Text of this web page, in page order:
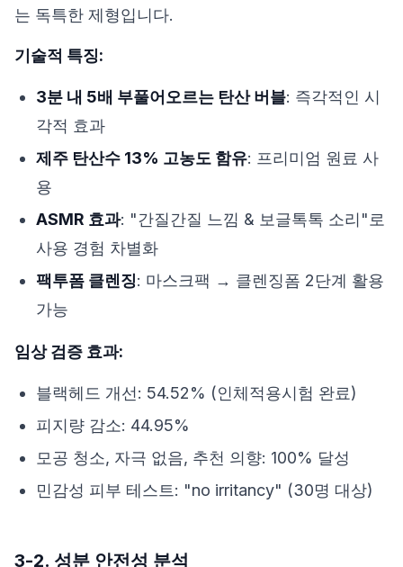
는 독특한 제형입니다.
기술적 특징:
3분 내 5배 부풀어오르는 탄산 버블: 즉각적인 시
각적 효과
제주 탄산수 13% 고농도 함유: 프리미엄 원료 사
용
ASMR 효과: "간질간질 느낌 & 보글톡톡 소리"로
사용 경험 차별화
팩투폼 클렌징: 마스크팩 → 클렌징폼 2단계 활용
가능
임상 검증 효과:
블랙헤드 개선: 54.52% (인체적용시험 완료)
피지량 감소: 44.95%
모공 청소, 자극 없음, 추천 의향: 100% 달성
민감성 피부 테스트: "no irritancy" (30명 대상)
3-2. 성분 안전성 분석